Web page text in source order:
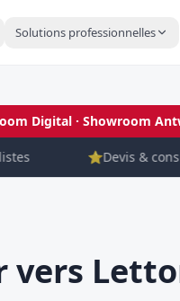
Solutions professionnelles
Digital · Showroom
⭐Devis &
vers